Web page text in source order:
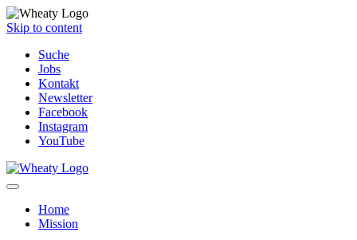
Skip to content
Suche
Jobs
Kontakt
Newsletter
Facebook
Instagram
YouTube
Home
Mission